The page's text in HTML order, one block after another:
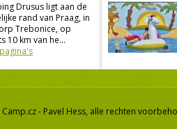
Drusus ligt aan de
rand van Praag, in
Trebonice, op
10 km van he...
- Pavel Hess, alle rechten